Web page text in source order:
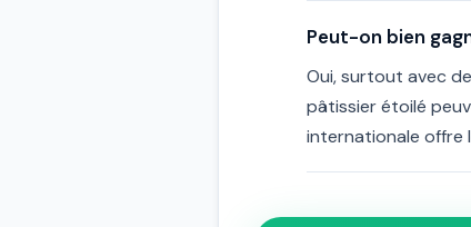
Peut-on bien
Oui, surtout avec
pâtissier étoilé
internationale offre